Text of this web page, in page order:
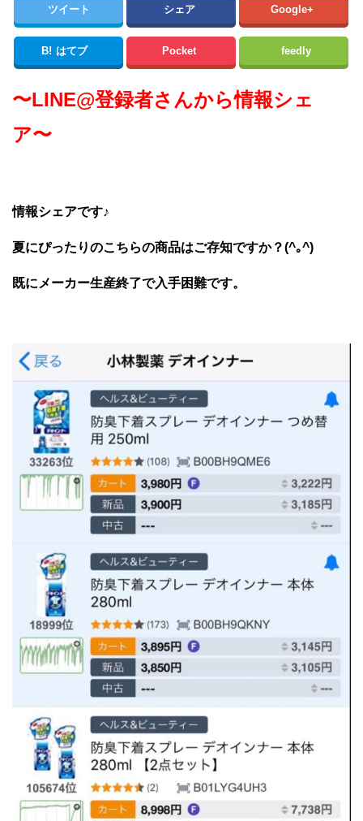
ツイート シェア Google+
B! はてブ Pocket feedly
〜LINE@登録者さんから情報シェ
ア〜
情報シェアです♪
夏にぴったりのこちらの商品はご存知ですか？(^｡^)
既にメーカー生産終了で入手困難です。